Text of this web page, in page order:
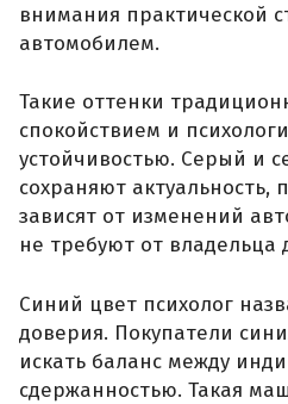
внимания практической
автомобилем.
Такие оттенки
спокойствием и
устойчивостью. Серый и
сохраняют актуальность,
зависят от изменений
не требуют от владельца
Синий цвет психолог
доверия. Покупатели
искать баланс между
сдержанностью. Такая